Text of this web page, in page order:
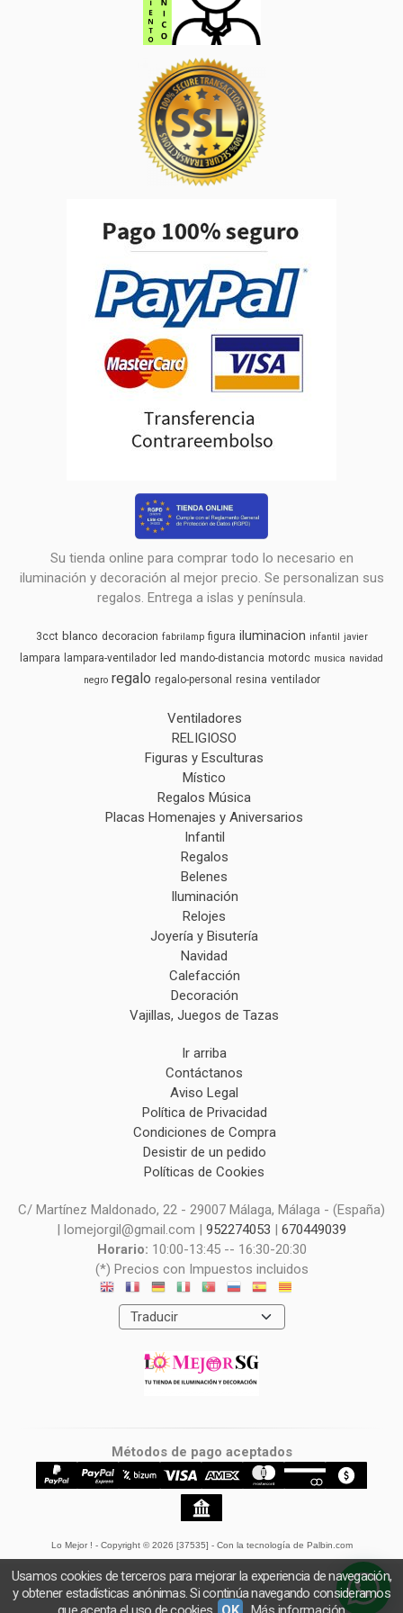
Su tienda online para comprar todo lo necesario en
iluminación y decoración al mejor precio. Se personalizan sus
regalos. Entrega a islas y península.
3cct blanco decoracion fabrilamp figura iluminacion infantil javier
lampara lampara-ventilador led mando-distancia motordc musica navidad
negro regalo regalo-personal resina ventilador
Ventiladores
RELIGIOSO
Figuras y Esculturas
Místico
Regalos Música
Placas Homenajes y Aniversarios
Infantil
Regalos
Belenes
Iluminación
Relojes
Joyería y Bisutería
Navidad
Calefacción
Decoración
Vajillas, Juegos de Tazas
Ir arriba
Contáctanos
Aviso Legal
Política de Privacidad
Condiciones de Compra
Desistir de un pedido
Políticas de Cookies
C/ Martínez Maldonado, 22 - 29007 Málaga, Málaga - (España)
| lomejorgil@gmail.com | 952274053 | 670449039
Horario: 10:00-13:45 -- 16:30-20:30
(*) Precios con Impuestos incluidos
Métodos de pago aceptados
Lo Mejor ! - Copyright © 2026 [37535] - Con la tecnología de Palbin.com
Usamos cookies de terceros para mejorar la experiencia de navegación,
y obtener estadísticas anónimas. Si continúa navegando consideramos